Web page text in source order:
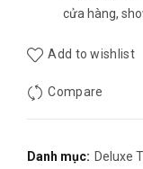
cửa hàng,
Add to wishlist
Compare
Danh mục: Deluxe